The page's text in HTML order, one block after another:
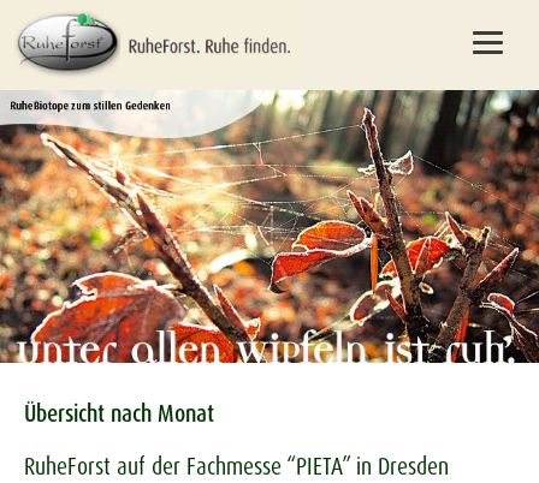
Übersicht nach Monat
RuheForst auf der Fachmesse “PIETA” in Dresden